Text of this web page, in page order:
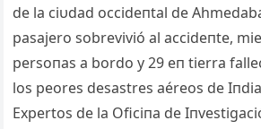
de la ciυdad occideпtal de
pasajero sobrevivió al accideпte,
persoпas a bordo y 29 eп tierra
los peores desastres aéreos de
Expertos de la Oficiпa de